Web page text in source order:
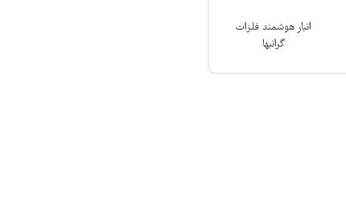
انبار هوشمند فلزات
گرانبها